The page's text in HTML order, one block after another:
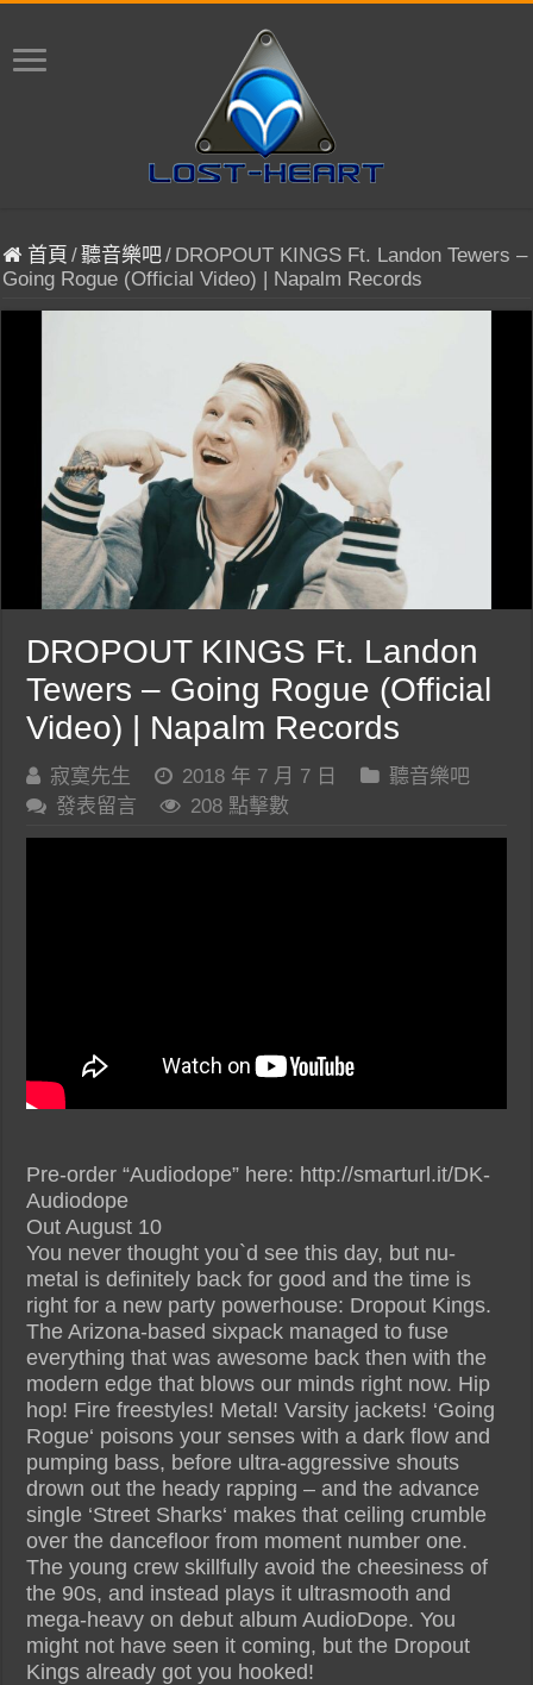
首頁 /聽音樂吧/ DROPOUT KINGS Ft. Landon Tewers –
Going Rogue (Official Video) | Napalm Records
DROPOUT KINGS Ft. Landon
Tewers – Going Rogue (Official
Video) | Napalm Records
寂寞先生 2018 年 7 月 7 日
聽音樂吧
發表留言
208 點擊數
Pre-order “Audiodope” here: http://smarturl.it/DK-
Audiodope
Out August 10
You never thought you`d see this day, but nu-
metal is definitely back for good and the time is
right for a new party powerhouse: Dropout Kings.
The Arizona-based sixpack managed to fuse
everything that was awesome back then with the
modern edge that blows our minds right now. Hip
hop! Fire freestyles! Metal! Varsity jackets! ‘Going
Rogue‘ poisons your senses with a dark flow and
pumping bass, before ultra-aggressive shouts
drown out the heady rapping – and the advance
single ‘Street Sharks‘ makes that ceiling crumble
over the dancefloor from moment number one.
The young crew skillfully avoid the cheesiness of
the 90s, and instead plays it ultrasmooth and
mega-heavy on debut album AudioDope. You
might not have seen it coming, but the Dropout
Kings already got you hooked!